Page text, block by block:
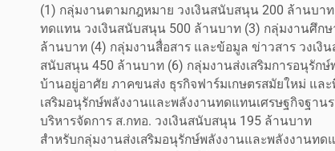
(1) กลุ่มงานตามกฎหมาย วงเงินสนับสนุน 200 ล้านบ
ทดแทน วงเงินสนับสนุน 500 ล้านบาท (3) กลุ่มงานศึก
ล้านบาท (4) กลุ่มงานสื่อสาร และข้อมูล ข่าวสาร วงเ
สนับสนุน 450 ล้านบาท (6) กลุ่มงานส่งเสริมการอนุรัก
บ้านอยู่อาศัย ภาคขนส่ง ธุรกิจฟาร์มเกษตรสมัยใหม่ แล
เสริมอนุรักษ์พลังงานและพลังงานทดแทนเศรษฐกิจฐา
บริหารจัดการ ส.กทอ. วงเงินสนับสนุน 195 ล้านบาท
สำหรับกลุ่มงานส่งเสริมอนุรักษ์พลังงานและพลังงานท